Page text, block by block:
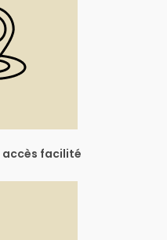
accès facilité